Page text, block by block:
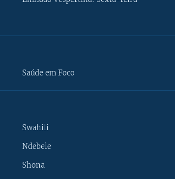
Saúde em Foco
Swahili
Ndebele
Shona